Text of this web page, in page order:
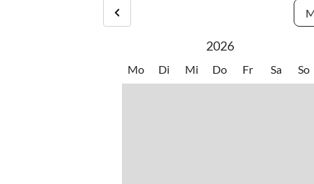
2026
Mo Di Mi Do Fr Sa So